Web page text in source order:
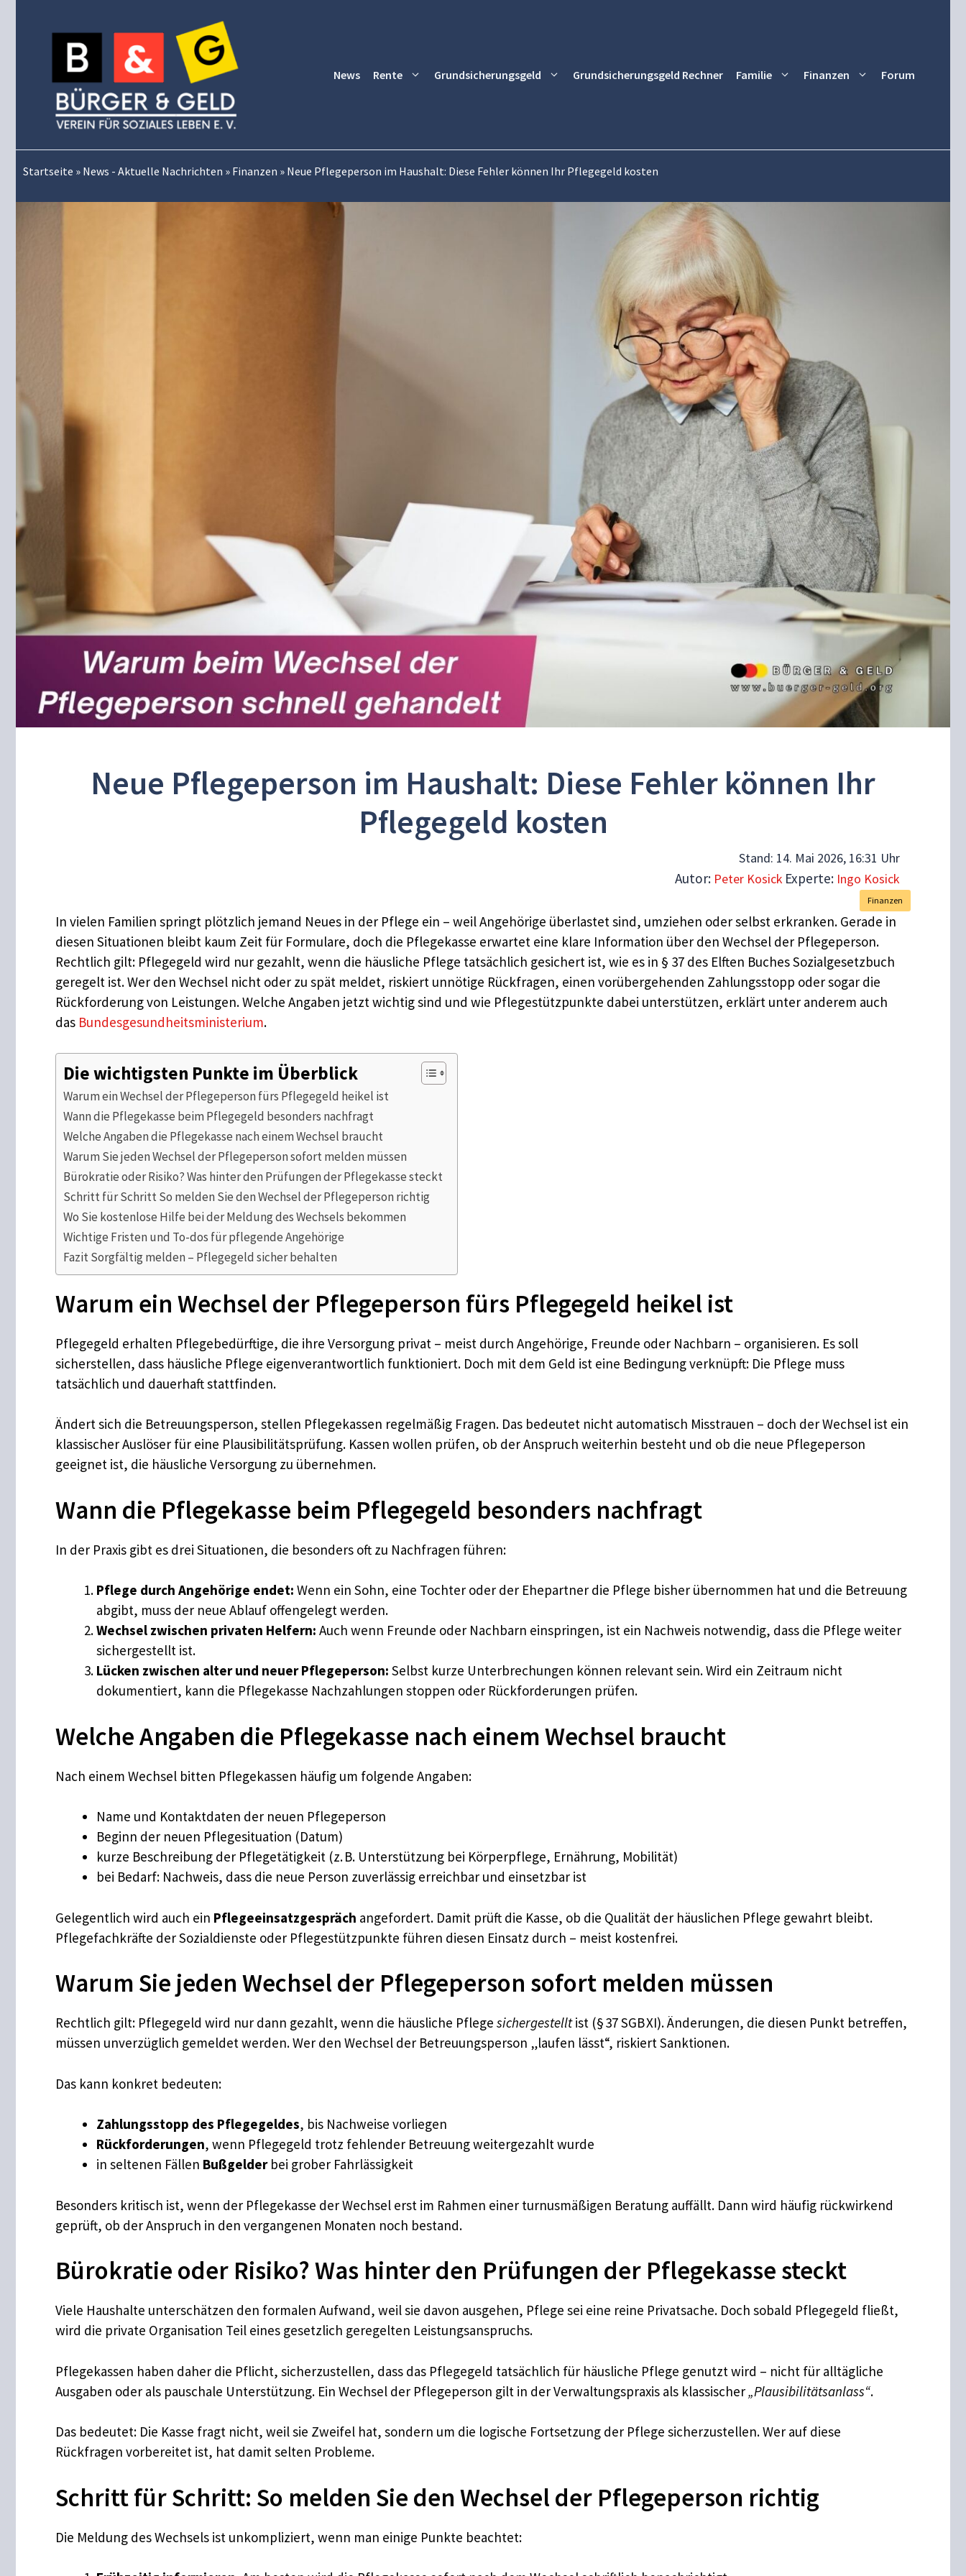
News Rente Grundsicherungsgeld Grundsicherungsgeld Rechner Familie Finanzen Forum
Startseite » News - Aktuelle Nachrichten » Finanzen » Neue Pflegeperson im Haushalt: Diese Fehler können Ihr Pflegegeld kosten
Neue Pflegeperson im Haushalt: Diese Fehler können Ihr
Pflegegeld kosten
Stand: 14. Mai 2026, 16:31 Uhr
Autor: Peter Kosick Experte: Ingo Kosick
Finanzen
In vielen Familien springt plötzlich jemand Neues in der Pflege ein – weil Angehörige überlastet sind, umziehen oder selbst erkranken. Gerade in
diesen Situationen bleibt kaum Zeit für Formulare, doch die Pflegekasse erwartet eine klare Information über den Wechsel der Pflegeperson.
Rechtlich gilt: Pflegegeld wird nur gezahlt, wenn die häusliche Pflege tatsächlich gesichert ist, wie es in § 37 des Elften Buches Sozialgesetzbuch
geregelt ist. Wer den Wechsel nicht oder zu spät meldet, riskiert unnötige Rückfragen, einen vorübergehenden Zahlungsstopp oder sogar die
Rückforderung von Leistungen. Welche Angaben jetzt wichtig sind und wie Pflegestützpunkte dabei unterstützen, erklärt unter anderem auch
das Bundesgesundheitsministerium.
Die wichtigsten Punkte im Überblick
Warum ein Wechsel der Pflegeperson fürs Pflegegeld heikel ist
Wann die Pflegekasse beim Pflegegeld besonders nachfragt
Welche Angaben die Pflegekasse nach einem Wechsel braucht
Warum Sie jeden Wechsel der Pflegeperson sofort melden müssen
Bürokratie oder Risiko? Was hinter den Prüfungen der Pflegekasse steckt
Schritt für Schritt So melden Sie den Wechsel der Pflegeperson richtig
Wo Sie kostenlose Hilfe bei der Meldung des Wechsels bekommen
Wichtige Fristen und To-dos für pflegende Angehörige
Fazit Sorgfältig melden – Pflegegeld sicher behalten
Warum ein Wechsel der Pflegeperson fürs Pflegegeld heikel ist
Pflegegeld erhalten Pflegebedürftige, die ihre Versorgung privat – meist durch Angehörige, Freunde oder Nachbarn – organisieren. Es soll
sicherstellen, dass häusliche Pflege eigenverantwortlich funktioniert. Doch mit dem Geld ist eine Bedingung verknüpft: Die Pflege muss
tatsächlich und dauerhaft stattfinden.
Ändert sich die Betreuungsperson, stellen Pflegekassen regelmäßig Fragen. Das bedeutet nicht automatisch Misstrauen – doch der Wechsel ist ein
klassischer Auslöser für eine Plausibilitätsprüfung. Kassen wollen prüfen, ob der Anspruch weiterhin besteht und ob die neue Pflegeperson
geeignet ist, die häusliche Versorgung zu übernehmen.
Wann die Pflegekasse beim Pflegegeld besonders nachfragt
In der Praxis gibt es drei Situationen, die besonders oft zu Nachfragen führen:
Pflege durch Angehörige endet: Wenn ein Sohn, eine Tochter oder der Ehepartner die Pflege bisher übernommen hat und die Betreuung
abgibt, muss der neue Ablauf offengelegt werden.
Wechsel zwischen privaten Helfern: Auch wenn Freunde oder Nachbarn einspringen, ist ein Nachweis notwendig, dass die Pflege weiter
sichergestellt ist.
Lücken zwischen alter und neuer Pflegeperson: Selbst kurze Unterbrechungen können relevant sein. Wird ein Zeitraum nicht
dokumentiert, kann die Pflegekasse Nachzahlungen stoppen oder Rückforderungen prüfen.
Welche Angaben die Pflegekasse nach einem Wechsel braucht
Nach einem Wechsel bitten Pflegekassen häufig um folgende Angaben:
Name und Kontaktdaten der neuen Pflegeperson
Beginn der neuen Pflegesituation (Datum)
kurze Beschreibung der Pflegetätigkeit (z. B. Unterstützung bei Körperpflege, Ernährung, Mobilität)
bei Bedarf: Nachweis, dass die neue Person zuverlässig erreichbar und einsetzbar ist
Gelegentlich wird auch ein Pflegeeinsatzgespräch angefordert. Damit prüft die Kasse, ob die Qualität der häuslichen Pflege gewahrt bleibt.
Pflegefachkräfte der Sozialdienste oder Pflegestützpunkte führen diesen Einsatz durch – meist kostenfrei.
Warum Sie jeden Wechsel der Pflegeperson sofort melden müssen
Rechtlich gilt: Pflegegeld wird nur dann gezahlt, wenn die häusliche Pflege sichergestelltist (§ 37 SGB XI). Änderungen, die diesen Punkt betreffen,
müssen unverzüglich gemeldet werden. Wer den Wechsel der Betreuungsperson „laufen lässt“, riskiert Sanktionen.
Das kann konkret bedeuten:
Zahlungsstopp des Pflegegeldes, bis Nachweise vorliegen
Rückforderungen, wenn Pflegegeld trotz fehlender Betreuung weitergezahlt wurde
in seltenen Fällen Bußgelderbei grober Fahrlässigkeit
Besonders kritisch ist, wenn der Pflegekasse der Wechsel erst im Rahmen einer turnusmäßigen Beratung auffällt. Dann wird häufig rückwirkend
geprüft, ob der Anspruch in den vergangenen Monaten noch bestand.
Bürokratie oder Risiko? Was hinter den Prüfungen der Pflegekasse steckt
Viele Haushalte unterschätzen den formalen Aufwand, weil sie davon ausgehen, Pflege sei eine reine Privatsache. Doch sobald Pflegegeld fließt,
wird die private Organisation Teil eines gesetzlich geregelten Leistungsanspruchs.
Pflegekassen haben daher die Pflicht, sicherzustellen, dass das Pflegegeld tatsächlich für häusliche Pflege genutzt wird – nicht für alltägliche
Ausgaben oder als pauschale Unterstützung. Ein Wechsel der Pflegeperson gilt in der Verwaltungspraxis als klassischer„Plausibilitätsanlass“.
Das bedeutet: Die Kasse fragt nicht, weil sie Zweifel hat, sondern um die logische Fortsetzung der Pflege sicherzustellen. Wer auf diese
Rückfragen vorbereitet ist, hat damit selten Probleme.
Schritt für Schritt: So melden Sie den Wechsel der Pflegeperson richtig
Die Meldung des Wechsels ist unkompliziert, wenn man einige Punkte beachtet: